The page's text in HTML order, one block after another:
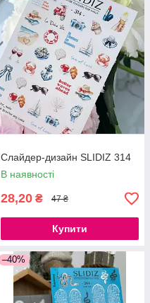
Слайдер-дизайн SLIDIZ 314
В наявності
28,20 ₴ 47 ₴
Купити
–40%